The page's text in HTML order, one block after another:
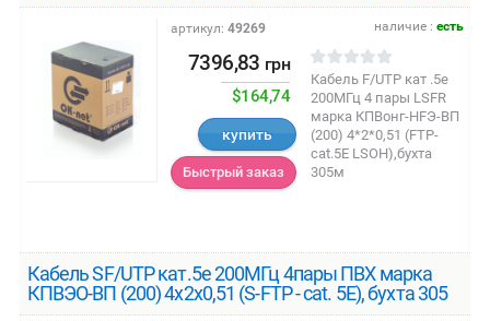
наличие :есть
артикул: 49269
7396,83 грн
$164,74
купить
Быстрый заказ
Кабель F/UTP кат .5е
200МГц 4 пары LSFR
марка КПВонг-HFЭ-ВП
(200) 4*2*0,51 (FTP-
cat.5E LSOH),бухта
305м
Кабель SF/UTP кат.5е 200МГц 4пары ПВХ марка
КПВЭО-ВП (200) 4х2х0,51 (S-FTP - сat. 5E), бухта 305